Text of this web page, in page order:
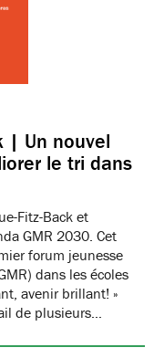
| Un nouvel
le tri dans
Fitz-Back et
GMR 2030. Cet
forum jeunesse
dans les écoles
avenir brillant! »
de plusieurs…